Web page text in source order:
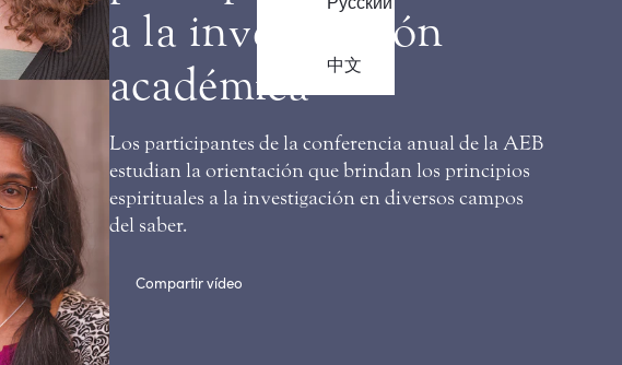
中文
a la investigación
académica
Los participantes de la conferencia anual de la AEB
estudian la orientación que brindan los principios
espirituales a la investigación en diversos campos
del saber.
Compartir vídeo